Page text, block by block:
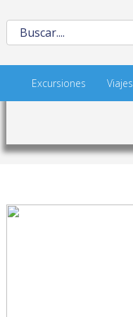
Excursiones Viajes